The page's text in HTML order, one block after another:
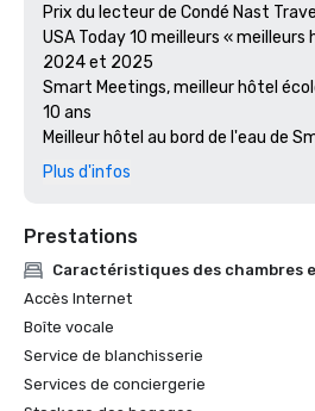
Prix du lecteur de Condé Nast
USA Today 10 meilleurs « meilleurs
2024 et 2025
Smart Meetings, meilleur hôtel
10 ans
Meilleur hôtel au bord de l'eau de
Prix Stella, catégorie rénovation
Prix du restaurant Wine Spectator,
Plus d'infos
Prestations
Caractéristiques des chambres
Accès Internet
Boîte vocale
Service de blanchisserie
Services de conciergerie